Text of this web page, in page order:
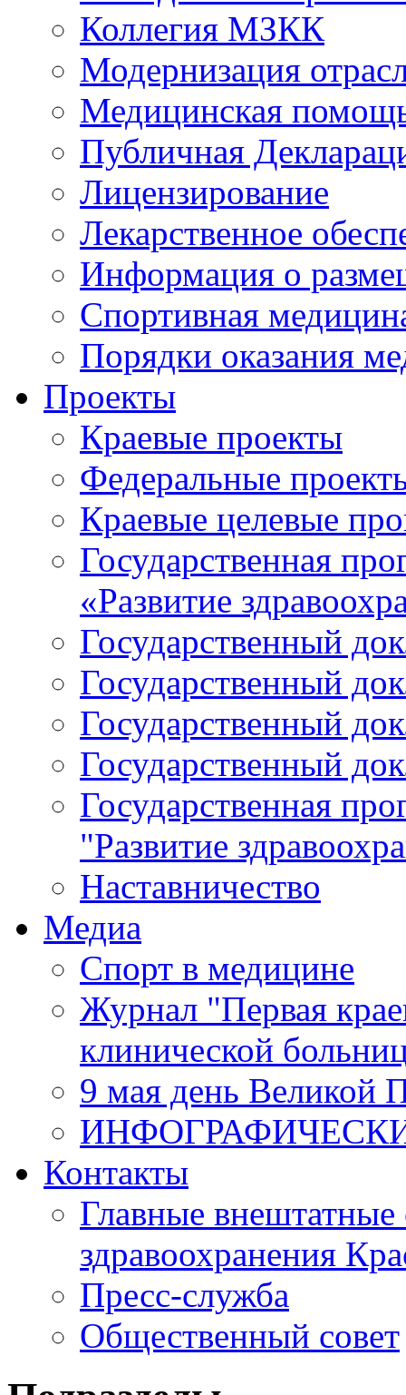
Коллегия МЗКК
Модернизация
Медицинская
Публичная
Лицензирование
Лекарственное
Информация о
Спортивная
Порядки оказания
Проекты
Краевые проекты
Федеральные
Краевые целевые
Государственная
«Развитие
Государственный
Государственный
Государственный
Государственный
Государственная
"Развитие
Наставничество
Медиа
Спорт в медицине
Журнал "Первая
клинической
9 мая день Великой
Контакты
Главные внештатные
здравоохранения
Пресс-служба
Общественный совет